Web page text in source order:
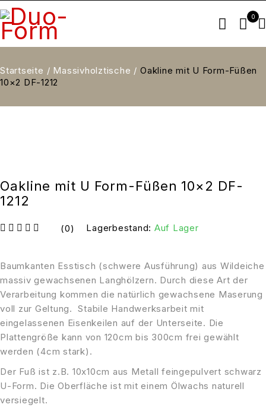
0
Startseite / Massivholztische / Oakline mit U Form-Füßen
10×2 DF-1212
Oakline mit U Form-Füßen 10×2 DF-
1212
(0) Lagerbestand: Auf Lager
Baumkanten Esstisch (schwere Ausführung) aus Wildeiche
massiv gewachsenen Langhölzern. Durch diese Art der
Verarbeitung kommen die natürlich gewachsene Maserung
voll zur Geltung. Stabile Handwerksarbeit mit
eingelassenen Eisenkeilen auf der Unterseite. Die
Plattengröße kann von 120cm bis 300cm frei gewählt
werden (4cm stark).
Der Fuß ist z.B. 10x10cm aus Metall feingepulvert schwarz
U-Form. Die Oberfläche ist mit einem Ölwachs naturell
versiegelt.